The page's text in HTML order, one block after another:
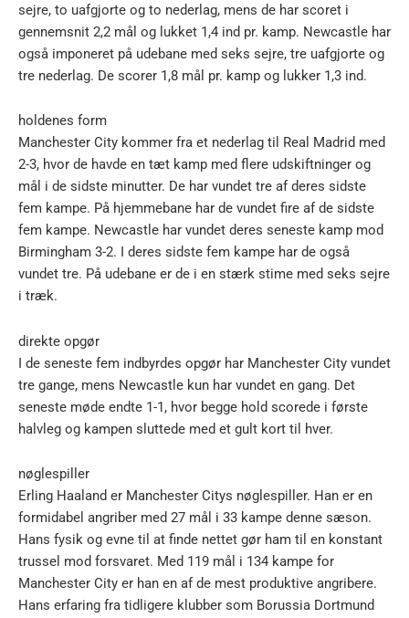
sejre, to uafgjorte og to nederlag, mens de har scoret i
gennemsnit 2,2 mål og lukket 1,4 ind pr. kamp. Newcastle har
også imponeret på udebane med seks sejre, tre uafgjorte og
tre nederlag. De scorer 1,8 mål pr. kamp og lukker 1,3 ind.
holdenes form
Manchester City kommer fra et nederlag til Real Madrid med
2-3, hvor de havde en tæt kamp med flere udskiftninger og
mål i de sidste minutter. De har vundet tre af deres sidste
fem kampe. På hjemmebane har de vundet fire af de sidste
fem kampe. Newcastle har vundet deres seneste kamp mod
Birmingham 3-2. I deres sidste fem kampe har de også
vundet tre. På udebane er de i en stærk stime med seks sejre
i træk.
direkte opgør
I de seneste fem indbyrdes opgør har Manchester City vundet
tre gange, mens Newcastle kun har vundet en gang. Det
seneste møde endte 1-1, hvor begge hold scorede i første
halvleg og kampen sluttede med et gult kort til hver.
nøglespiller
Erling Haaland er Manchester Citys nøglespiller. Han er en
formidabel angriber med 27 mål i 33 kampe denne sæson.
Hans fysik og evne til at finde nettet gør ham til en konstant
trussel mod forsvaret. Med 119 mål i 134 kampe for
Manchester City er han en af de mest produktive angribere.
Hans erfaring fra tidligere klubber som Borussia Dortmund